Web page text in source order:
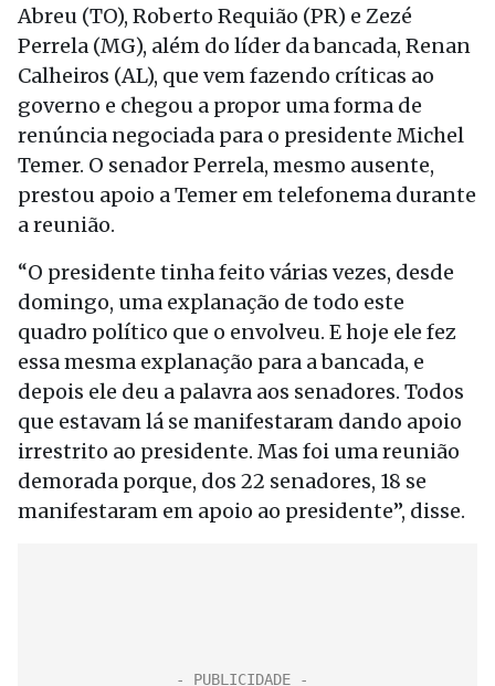
Abreu (TO), Roberto Requião (PR) e Zezé
Perrela (MG), além do líder da bancada, Renan
Calheiros (AL), que vem fazendo críticas ao
governo e chegou a propor uma forma de
renúncia negociada para o presidente Michel
Temer. O senador Perrela, mesmo ausente,
prestou apoio a Temer em telefonema durante
a reunião.
“O presidente tinha feito várias vezes, desde
domingo, uma explanação de todo este
quadro político que o envolveu. E hoje ele fez
essa mesma explanação para a bancada, e
depois ele deu a palavra aos senadores. Todos
que estavam lá se manifestaram dando apoio
irrestrito ao presidente. Mas foi uma reunião
demorada porque, dos 22 senadores, 18 se
manifestaram em apoio ao presidente”, disse.